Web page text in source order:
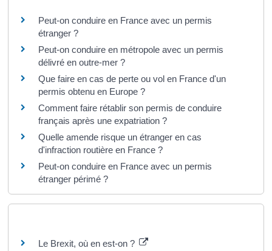
Peut-on conduire en France avec un permis
étranger ?
Peut-on conduire en métropole avec un permis
délivré en outre-mer ?
Que faire en cas de perte ou vol en France d'un
permis obtenu en Europe ?
Comment faire rétablir son permis de conduire
français après une expatriation ?
Quelle amende risque un étranger en cas
d'infraction routière en France ?
Peut-on conduire en France avec un permis
étranger périmé ?
Le Brexit, où en est-on ?